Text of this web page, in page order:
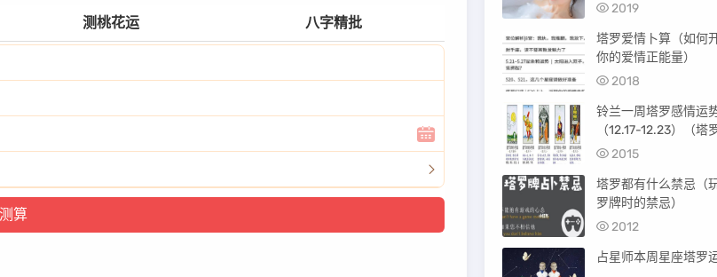
测桃花运 八字精批
2019
塔罗爱情卜算（如何
你的爱情正能量）
2018
铃兰一周塔罗感情运
（12.17-12.23）（塔
测试近期感情）
2015
塔罗都有什么禁忌（
罗牌时的禁忌）
2012
占星师本周星座塔罗